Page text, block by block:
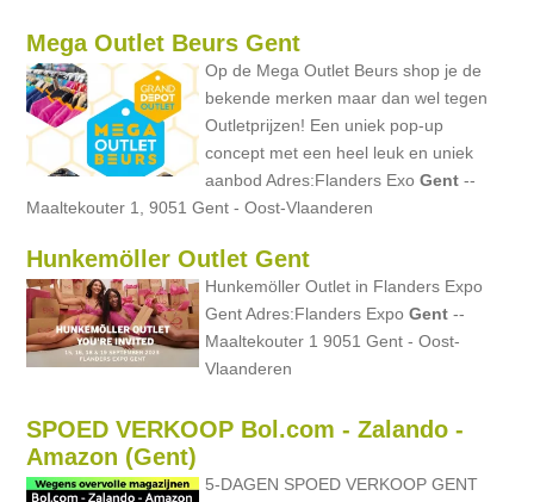
Mega Outlet Beurs Gent
Op de Mega Outlet Beurs shop je de
bekende merken maar dan wel tegen
Outletprijzen! Een uniek pop-up
concept met een heel leuk en uniek
aanbod Adres:Flanders ExoGent --
Maaltekouter 1, 9051 Gent - Oost-Vlaanderen
Hunkemöller Outlet Gent
Hunkemöller Outlet in Flanders Expo
Gent Adres:Flanders ExpoGent --
Maaltekouter 1 9051 Gent - Oost-
Vlaanderen
SPOED VERKOOP Bol.com - Zalando -
Amazon (Gent)
5-DAGEN SPOED VERKOOP GENT